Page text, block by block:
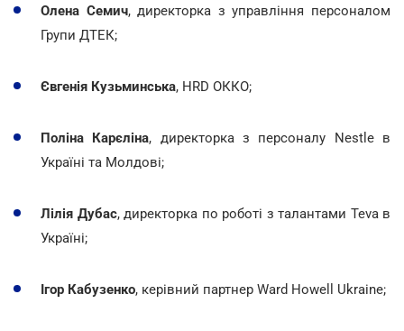
Олена Семич, директорка з управління персоналом
Групи ДТЕК;
Євгенія Кузьминська, HRD ОККО;
Поліна Карєліна, директорка з персоналу Nestlе в
Україні та Молдові;
Лілія Дубас, директорка по роботі з талантами Teva в
Україні;
Ігор Кабузенко, керівний партнер Ward Howell Ukraine;